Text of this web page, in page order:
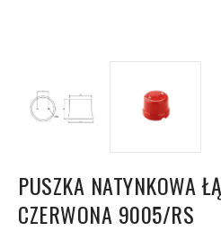
PUSZKA NATYNKOWA
CZERWONA 9005/RS